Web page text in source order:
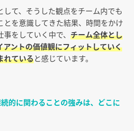
して、そうした観点をチーム内でも
とを意識してきた結果、時間をかけ
をしていく中で、 チーム全体とし
アントの価値観にフィットしていく
れていると感じています。
的に関わることの強みは、どこに